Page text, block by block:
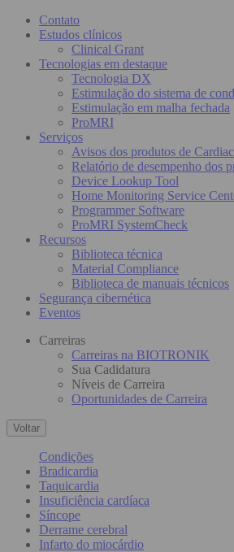
Contato
Estudos clínicos
Clinical Grant
Tecnologias em destaque
Tecnologia DX
Estimulação do sistema de
Estimulação em malha fechada
ProMRI
Serviços
Avisos dos produtos de
Relatório de desempenho dos
Device Lookup Tool
Home Monitoring Service
Programmer Software
ProMRI SystemCheck
Recursos
Biblioteca técnica
Material Compliance
Biblioteca de manuais técnicos
Segurança cibernética
Eventos
Carreiras
Carreiras na BIOTRONIK
Sua Cadidatura
Níveis de Carreira
Oportunidades de Carreira
Voltar
Condições
Bradicardia
Taquicardia
Insuficiência cardíaca
Síncope
Derrame cerebral
Infarto do miocárdio